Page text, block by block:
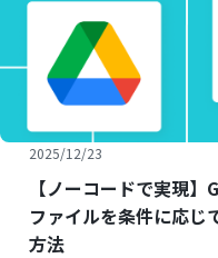
2025/12/23
【ノーコードで実現
ファイルを条件に応じ
方法